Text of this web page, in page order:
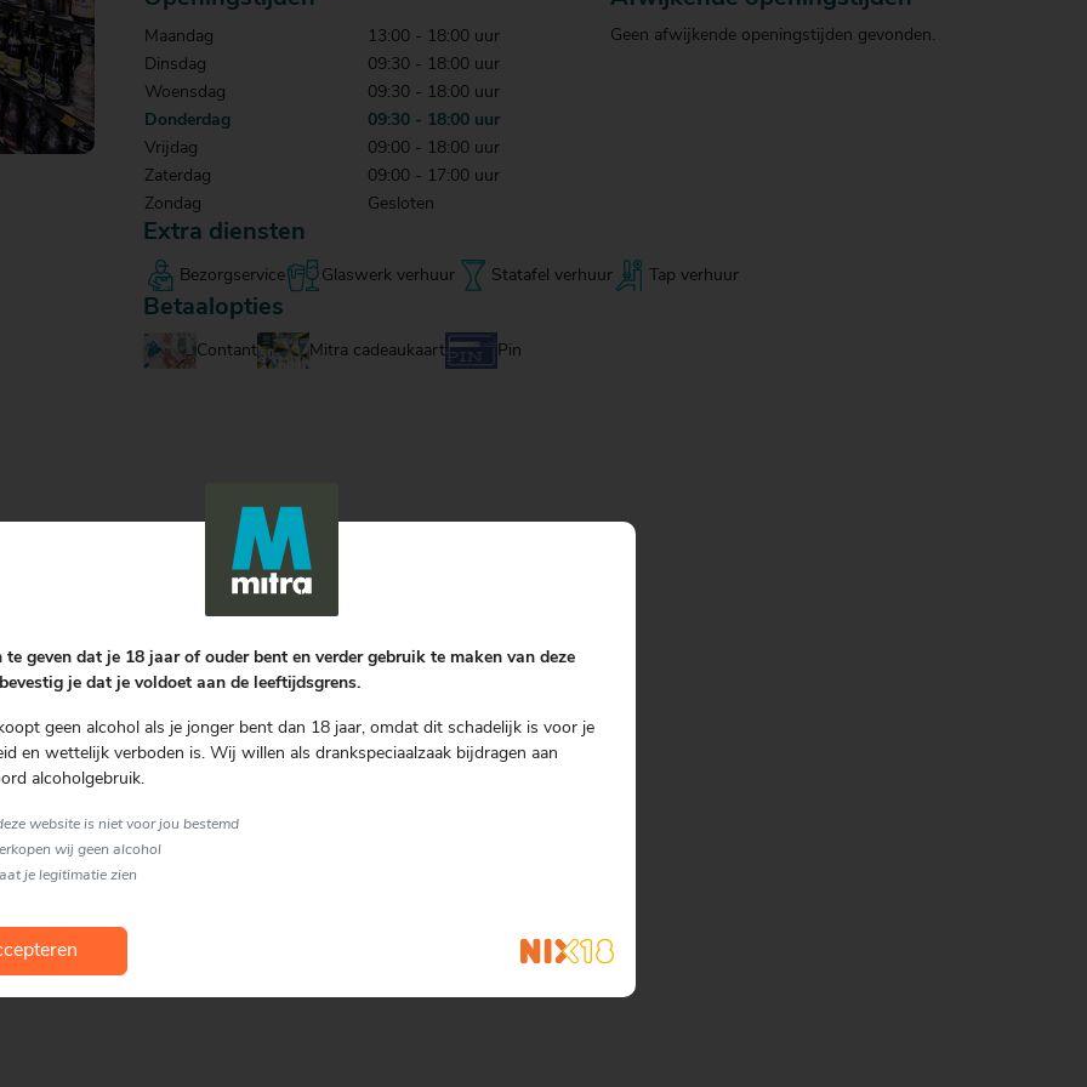
Maandag
13:00 - 18:00 uur
Dinsdag
09:30 - 18:00 uur
Woensdag
09:30 - 18:00 uur
Donderdag
09:30 - 18:00 uur
Vrijdag
09:00 - 18:00 uur
Zaterdag
09:00 - 17:00 uur
Zondag
Gesloten
Geen afwijkende openingstijden gevonden.
Extra diensten
Bezorgservice Glaswerk verhuur Statafel verhuur Tap verhuur
Betaalopties
Contant Mitra cadeaukaart Pin
een enorm assortiment aan dranken en alles
een sublieme wijn, een stoere borrel of een
dat je vaak met vragen zit die met onze dranken
bier drinken bij een zoet dessert?’. Wij hebben
je graag!
jubileum of ‘zomaar’ is, we maken er met
webshop kunnen we jouw geschenk op de juiste
met jou delen. Je kunt bij ons ook terecht voor al
de juiste invulling van jouw feest.
te geven dat je 18 jaar of ouder bent en verder gebruik te maken van deze
je dat je voldoet aan de leeftijdsgrens.
geen alcohol als je jonger bent dan 18 jaar, omdat dit schadelijk is voor je
en wettelijk verboden is. Wij willen als drankspeciaalzaak bijdragen aan
alcoholgebruik.
website is niet voor jou bestemd
wij geen alcohol
je legitimatie zien